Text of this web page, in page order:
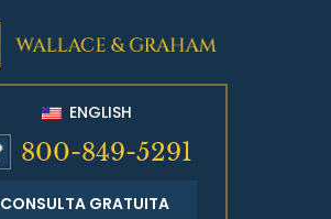
ENGLISH
800-849-5291
CONSULTA GRATUITA